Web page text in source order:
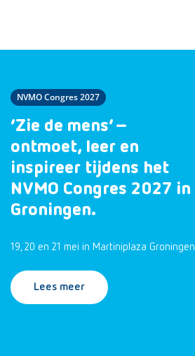
NVMO Congres 2027
‘Zie de mens’ –
ontmoet, leer en
inspireer tijdens het
NVMO Congres 2027 in
Groningen.
19, 20 en 21 mei in Martiniplaza Groningen
Lees meer